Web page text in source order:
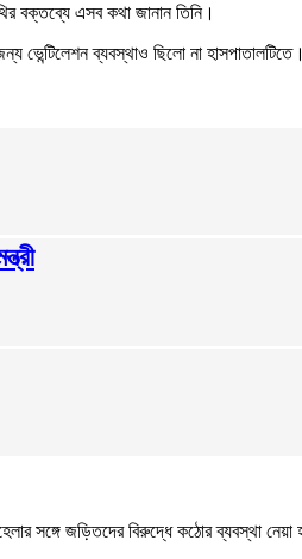
বক্তব্যে এসব কথা জানান তিনি।
ভেন্টিলেশন ব্যবস্থাও ছিলো না
সঙ্গে জড়িতদের বিরুদ্ধে কঠোর ব্যবস্থা নেয়া